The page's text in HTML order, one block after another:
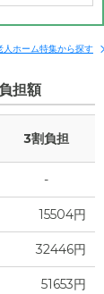
ホーム特集から探す
担額
3割負担
-
15504円
32446円
51653円